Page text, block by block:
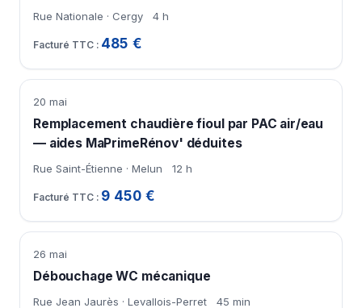
Rue Nationale · Cergy 4 h
485 €
20 mai
Remplacement chaudière fioul par PAC air/eau
— aides MaPrimeRénov' déduites
Rue Saint-Étienne · Melun 12 h
9 450 €
26 mai
Débouchage WC mécanique
Rue Jean Jaurès · Levallois-Perret 45 min